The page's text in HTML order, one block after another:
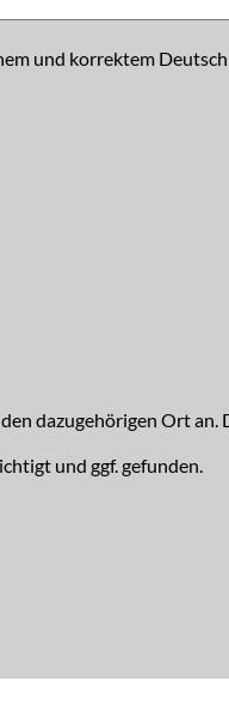
und korrektem
dazugehörigen Ort an.
und ggf. gefunden.